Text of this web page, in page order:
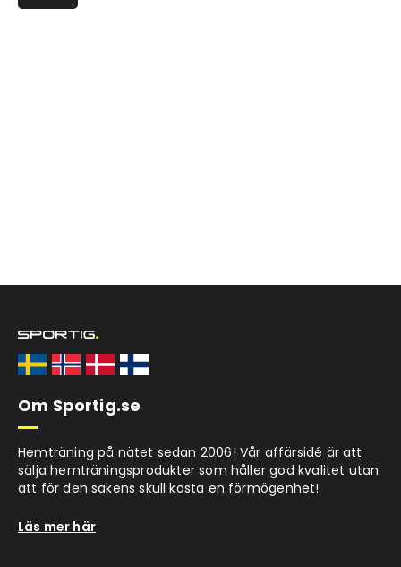
Om Sportig.se
Hemträning på nätet sedan 2006! Vår affärsidé är att
sälja hemträningsprodukter som håller god kvalitet utan
att för den sakens skull kosta en förmögenhet!
Läs mer här